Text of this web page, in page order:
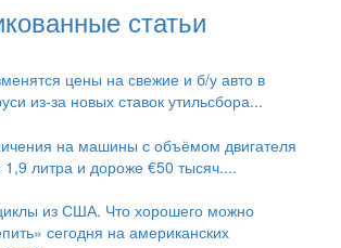
статьи
цены на свежие и б/у авто в
из-за новых ставок утильсбора...
на машины с объёмом двигателя
1,9 литра и дороже €50 тысяч....
из США. Что хорошего можно
сегодня на американских